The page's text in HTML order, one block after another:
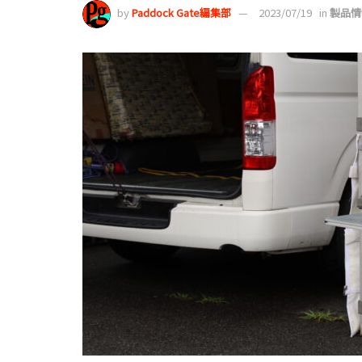
byPaddock Gate編集部 2023/07/19 in 製品